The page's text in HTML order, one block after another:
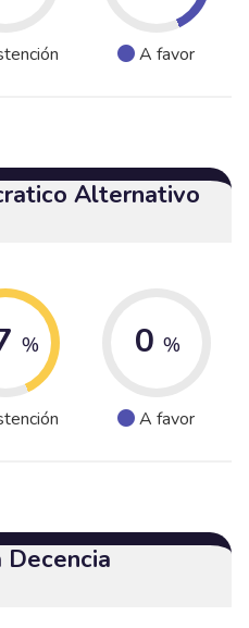
A favor
Alternativo
% 0 %
A favor